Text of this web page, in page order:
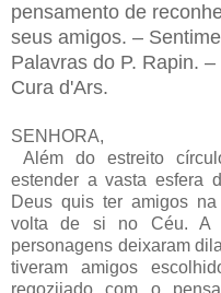
pensamento de
seus amigos. –
Palavras do P. Rapin.
Cura d'Ars.
SENHORA,
Além do estreito
estender a vasta esfera
Deus quis ter amigos
volta de si no Céu. A
personagens deixaram
tiveram amigos